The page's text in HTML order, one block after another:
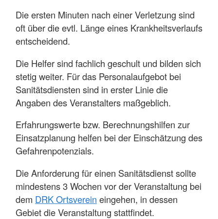
Die ersten Minuten nach einer Verletzung sind
oft über die evtl. Länge eines Krankheitsverlaufs
entscheidend.
Die Helfer sind fachlich geschult und bilden sich
stetig weiter. Für das Personalaufgebot bei
Sanitätsdiensten sind in erster Linie die
Angaben des Veranstalters maßgeblich.
Erfahrungswerte bzw. Berechnungshilfen zur
Einsatzplanung helfen bei der Einschätzung des
Gefahrenpotenzials.
Die Anforderung für einen Sanitätsdienst sollte
mindestens 3 Wochen vor der Veranstaltung bei
dem DRK Ortsverein eingehen, in dessen
Gebiet die Veranstaltung stattfindet.